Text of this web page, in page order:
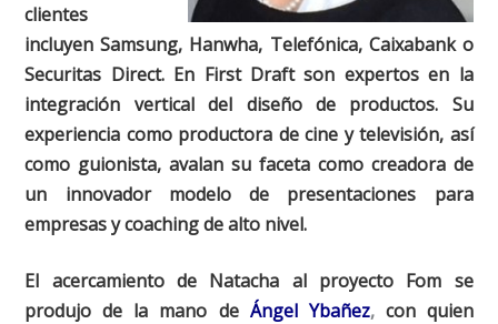
clientes
incluyen Samsung, Hanwha, Telefónica, Caixabank o
Securitas Direct. En First Draft son expertos en la
integración vertical del diseño de productos. Su
experiencia como productora de cine y televisión, así
como guionista, avalan su faceta como creadora de
un innovador modelo de presentaciones para
empresas y coaching de alto nivel.
El acercamiento de Natacha al proyecto Fom se
produjo de la mano de Ángel Ybañez, con quien